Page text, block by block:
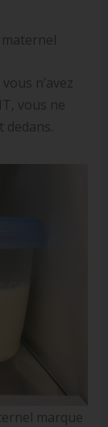
n’avez
vous ne
marque